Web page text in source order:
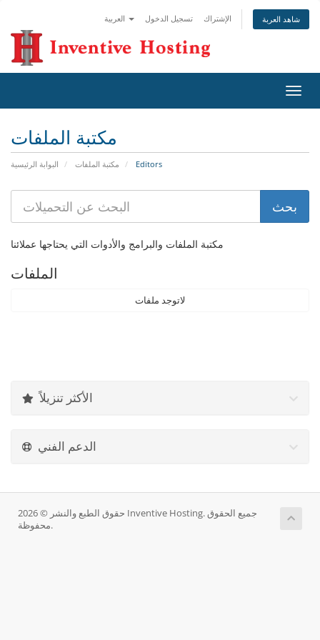
تسجيل الدخول الإشتراك شاهد العربة
تبديل
التنقل
مكتبة الملفات
البوابة الرئيسية مكتبة الملفات Editors
مكتبة الملفات والبرامج والأدوات التي يحتاجها عملائنا
الملفات
لاتوجد ملفات
الأكثر تنزيلاً
الدعم الفني
حقوق الطبع والنشر © 2026 Inventive Hosting. جميع الحقوق
محفوظة.